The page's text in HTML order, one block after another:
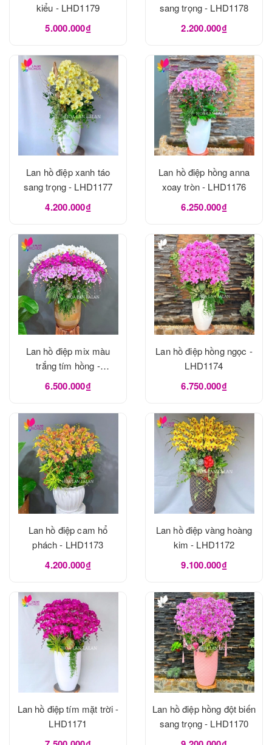
kiểu - LHD1179
5.000.000₫
sang trọng - LHD1178
2.200.000₫
Lan hồ điệp xanh táo
sang trọng - LHD1177
4.200.000₫
Lan hồ điệp hồng anna
xoay tròn - LHD1176
6.250.000₫
Lan hồ điệp mix màu
trắng tím hồng -
LHD1175
6.500.000₫
Lan hồ điệp hồng ngọc -
LHD1174
6.750.000₫
Lan hồ điệp cam hổ
phách - LHD1173
4.200.000₫
Lan hồ điệp vàng hoàng
kim - LHD1172
9.100.000₫
Lan hồ điệp tím mặt trời -
LHD1171
Lan hồ điệp hồng đột biến
sang trọng - LHD1170